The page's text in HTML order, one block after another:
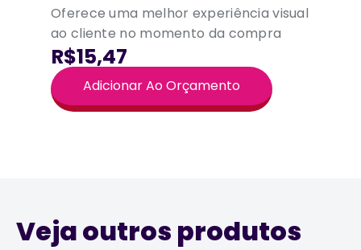
Oferece uma melhor experiência visual
ao cliente no momento da compra
R$15,47
Adicionar Ao Orçamento
Veja outros produtos